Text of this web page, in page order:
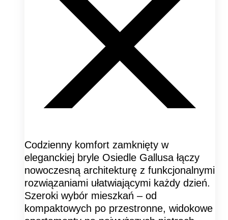
Codzienny komfort zamknięty w
eleganckiej bryle Osiedle Gallusa łączy
nowoczesną architekturę z funkcjonalnymi
rozwiązaniami ułatwiającymi każdy dzień.
Szeroki wybór mieszkań – od
kompaktowych po przestronne, widokowe